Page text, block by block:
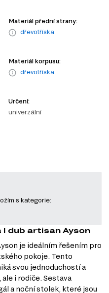
Materiál přední strany:
dřevotříska
Materiál korpusu:
dřevotříska
Určení:
univerzální
s kategorie:
dub artisan Ayson
je ideálním řešením pro
pokoje. Tento
svou jednoduchostí a
i rodiče. Sestava
a noční stolek, které jsou